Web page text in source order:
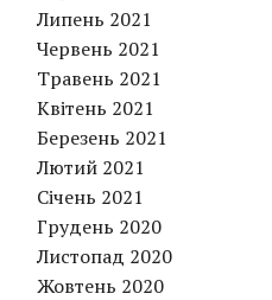
Липень 2021
Червень 2021
Травень 2021
Квітень 2021
Березень 2021
Лютий 2021
Січень 2021
Грудень 2020
Листопад 2020
Жовтень 2020